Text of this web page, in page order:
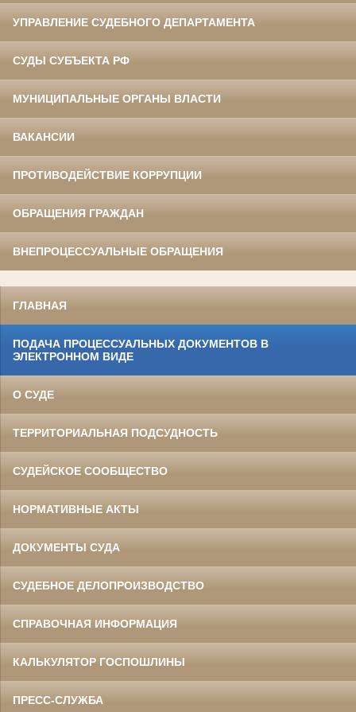
УПРАВЛЕНИЕ СУДЕБНОГО ДЕПАРТАМЕНТА
СУДЫ СУБЪЕКТА РФ
МУНИЦИПАЛЬНЫЕ ОРГАНЫ ВЛАСТИ
ВАКАНСИИ
ПРОТИВОДЕЙСТВИЕ КОРРУПЦИИ
ОБРАЩЕНИЯ ГРАЖДАН
ВНЕПРОЦЕССУАЛЬНЫЕ ОБРАЩЕНИЯ
ГЛАВНАЯ
ПОДАЧА ПРОЦЕССУАЛЬНЫХ ДОКУМЕНТОВ В
ЭЛЕКТРОННОМ ВИДЕ
О СУДЕ
ТЕРРИТОРИАЛЬНАЯ ПОДСУДНОСТЬ
СУДЕЙСКОЕ СООБЩЕСТВО
НОРМАТИВНЫЕ АКТЫ
ДОКУМЕНТЫ СУДА
СУДЕБНОЕ ДЕЛОПРОИЗВОДСТВО
СПРАВОЧНАЯ ИНФОРМАЦИЯ
КАЛЬКУЛЯТОР ГОСПОШЛИНЫ
ПРЕСС-СЛУЖБА